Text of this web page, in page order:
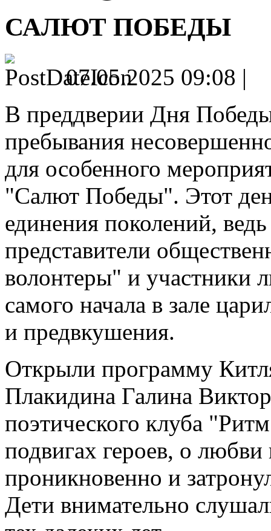
САЛЮТ ПОБЕДЫ
07.05.2025 09:08 |
В преддверии Дня
пребывания
для особенного
"Салют Победы". Этот
единения поколений,
представители
волонтеры" и участники
самого начала в зале
и предвкушения.
Открыли программу
Плакидина Галина
поэтического клуба
подвигах героев, о
проникновенно и
Дети внимательно